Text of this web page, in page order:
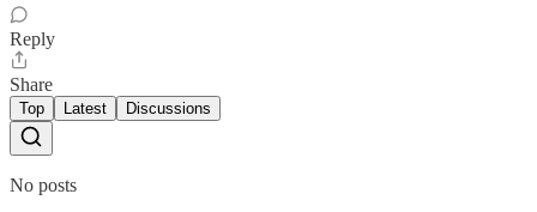
Reply
Share
Top Latest Discussions
No posts